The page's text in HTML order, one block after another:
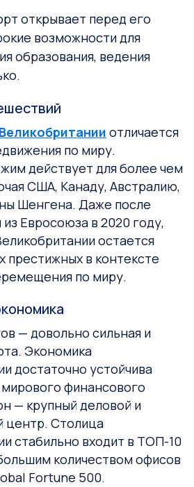
открывает перед его
возможности для
образования, ведения
отличается
по миру.
действует для более чем
США, Канаду, Австралию,
Шенгена. Даже после
Евросоюза в 2020 году,
остается
престижных в контексте
по миру.
— довольно сильная и
Экономика
достаточно устойчива
финансового
— крупный деловой и
центр. Столица
стабильно входит в ТОП-10
количеством офисов
Fortune 500.